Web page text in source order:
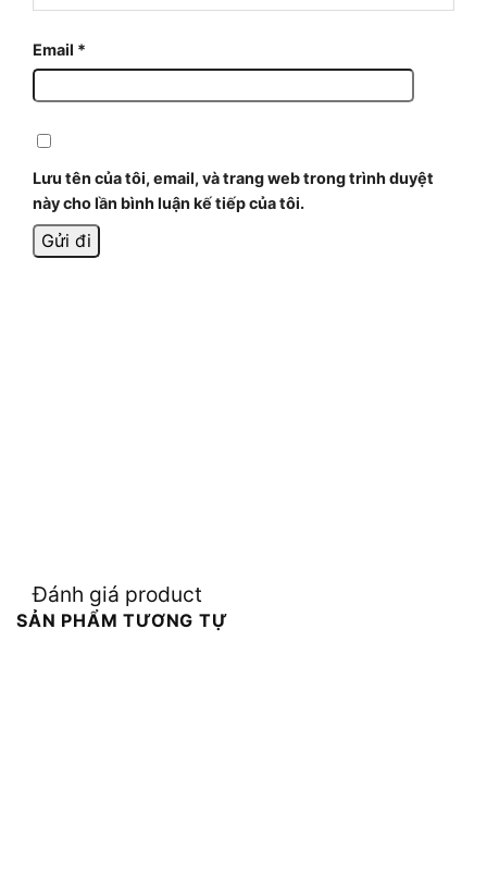
Email *
Lưu tên của tôi, email, và trang web trong trình duyệt
này cho lần bình luận kế tiếp của tôi.
Đánh giá product
SẢN PHẨM TƯƠNG TỰ